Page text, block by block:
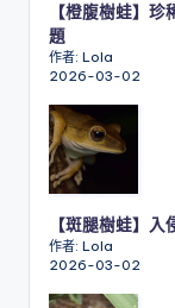
【橙腹樹蛙】
題
作者: Lola
2026-03-02
【斑腿樹蛙】
作者: Lola
2026-03-02